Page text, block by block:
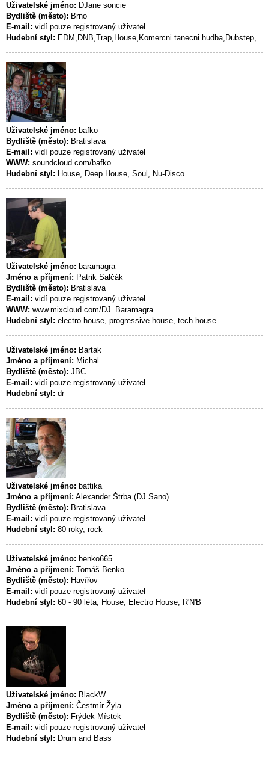
Uživatelské jméno: DJane soncie
Bydliště (město): Brno
E-mail: vidí pouze registrovaný uživatel
Hudební styl: EDM,DNB,Trap,House,Komercni tanecni hudba,Dubstep,
Uživatelské jméno: bafko
Bydliště (město): Bratislava
E-mail: vidí pouze registrovaný uživatel
WWW: soundcloud.com/bafko
Hudební styl: House, Deep House, Soul, Nu-Disco
Uživatelské jméno: baramagra
Jméno a příjmení: Patrik Salčák
Bydliště (město): Bratislava
E-mail: vidí pouze registrovaný uživatel
WWW: www.mixcloud.com/DJ_Baramagra
Hudební styl: electro house, progressive house, tech house
Uživatelské jméno: Bartak
Jméno a příjmení: Michal
Bydliště (město): JBC
E-mail: vidí pouze registrovaný uživatel
Hudební styl: dr
Uživatelské jméno: battika
Jméno a příjmení: Alexander Štrba (DJ Sano)
Bydliště (město): Bratislava
E-mail: vidí pouze registrovaný uživatel
Hudební styl: 80 roky, rock
Uživatelské jméno: benko665
Jméno a příjmení: Tomáš Benko
Bydliště (město): Havířov
E-mail: vidí pouze registrovaný uživatel
Hudební styl: 60 - 90 léta, House, Electro House, R'N'B
Uživatelské jméno: BlackW
Jméno a příjmení: Čestmír Žyla
Bydliště (město): Frýdek-Místek
E-mail: vidí pouze registrovaný uživatel
Hudební styl: Drum and Bass